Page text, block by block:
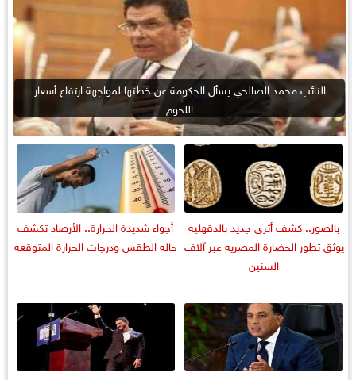
النائب محمد الصالحي يسأل الحكومة عن خطتها لمواجهة ارتفاع أسعار
اللحوم
بالصور.. كشف أثرى جديد بالدقهلية
يوثق تطور الحضارة المصرية عبر آلاف
السنين
أجواء شديدة الحرارة.. الأرصاد تكشف
حالة الطقس ودرجات الحرارة المتوقعة